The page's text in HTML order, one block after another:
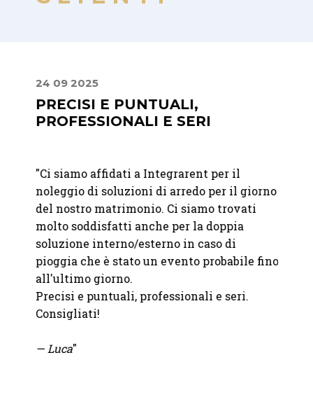
24 09 2025
PRECISI E PUNTUALI,
PROFESSIONALI E SERI
"Ci siamo affidati a Integrarent per il
noleggio di soluzioni di arredo per il giorno
del nostro matrimonio. Ci siamo trovati
molto soddisfatti anche per la doppia
soluzione interno/esterno in caso di
pioggia che è stato un evento probabile fino
all'ultimo giorno.
Precisi e puntuali, professionali e seri.
Consigliati!
— Luca"